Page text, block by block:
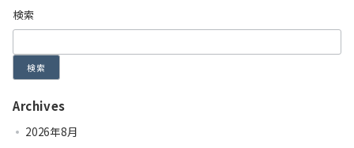
検索
検索
Archives
2026年8月